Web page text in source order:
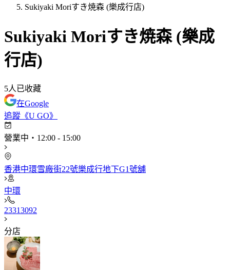
Sukiyaki Moriすき焼森 (樂成行店)
Sukiyaki Moriすき焼森 (樂成
行店)
5人已收藏
在Google
追蹤《U GO》
營業中 ・ 12:00 - 15:00
香港中環雪廠街22號樂成行地下G1號舖
中環
23313092​
分店